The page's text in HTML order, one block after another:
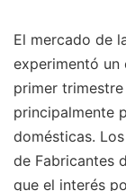
El mercado de
experimentó un
primer
principalmente
domésticas.
de Fabricantes
que el interés